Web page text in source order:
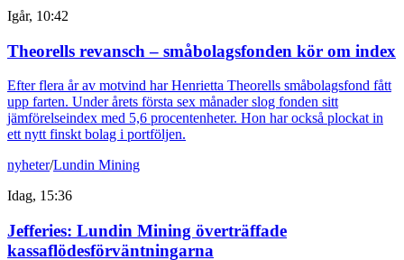
Igår, 10:42
Theorells revansch – småbolagsfonden kör om index
Efter flera år av motvind har Henrietta Theorells småbolagsfond fått
upp farten. Under årets första sex månader slog fonden sitt
jämförelseindex med 5,6 procentenheter. Hon har också plockat in
ett nytt finskt bolag i portföljen.
nyheter/Lundin Mining
Idag, 15:36
Jefferies: Lundin Mining överträffade
kassaflödesförväntningarna